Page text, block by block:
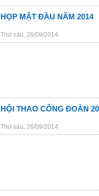
HỌP MẶT ĐẦU NĂM 2014
Thứ sáu, 26/09/2014
HỘI THAO CÔNG ĐOÀN
Thứ sáu, 26/09/2014